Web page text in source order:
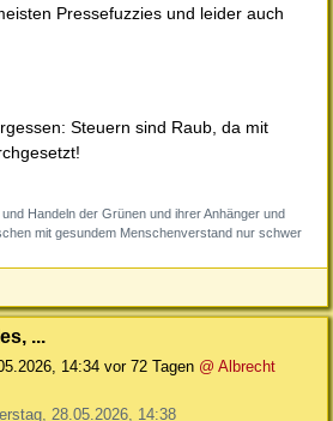
Pressefuzzies und leider auch
Steuern sind Raub, da mit
Handeln der Grünen und ihrer Anhänger und
mit gesundem Menschenverstand nur schwer
...
14:34 vor 72 Tagen @ Albrecht
28.05.2026, 14:38